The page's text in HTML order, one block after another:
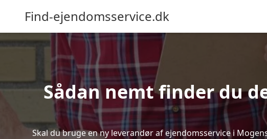
Find-ejendomsservice.dk
Sådan nemt finder du
Skal du bruge en ny leverandør af ejendomsservice i